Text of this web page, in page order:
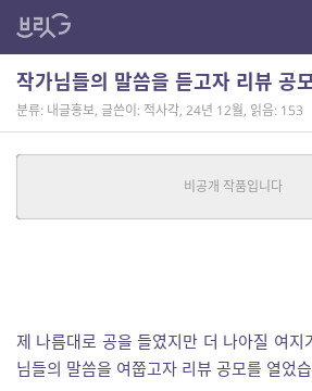
작가님들의 말씀을 듣고자 리뷰 공
분류: 내글홍보, 글쓴이: 적사각, 24년 12월, 읽음: 153
적사각
제 나름대로 공을 들였지만 더 나아질 여지
님들의 말씀을 여쭙고자 리뷰 공모를 열었